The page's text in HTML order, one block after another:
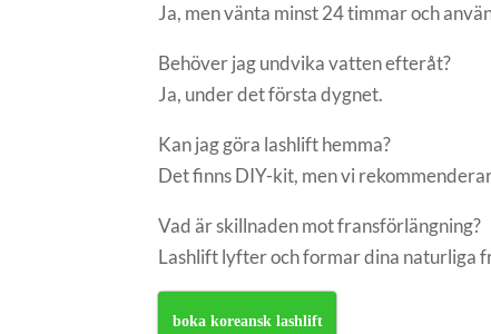
Ja, men vänta minst 24 timmar och
Behöver jag undvika vatten efteråt?
Ja, under det första dygnet.
Kan jag göra lashlift hemma?
Det finns DIY-kit, men vi
Vad är skillnaden mot fransförlängning?
Lashlift lyfter och formar dina naturliga
boka koreansk lashlift